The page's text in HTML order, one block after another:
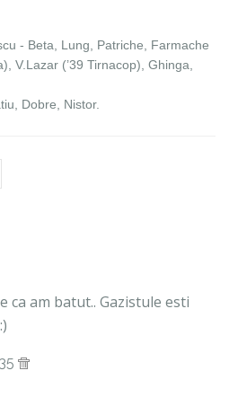
- Beta, Lung, Patriche, Farmache
V.Lazar (’39 Tirnacop), Ghinga,
Dobre, Nistor.
ca am batut.. Gazistule esti